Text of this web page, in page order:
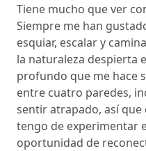
Tiene mucho que ver
Siempre me han
esquiar, escalar y
la naturaleza despierta
profundo que me hace
entre cuatro paredes,
sentir atrapado, así
tengo de experimentar
oportunidad de